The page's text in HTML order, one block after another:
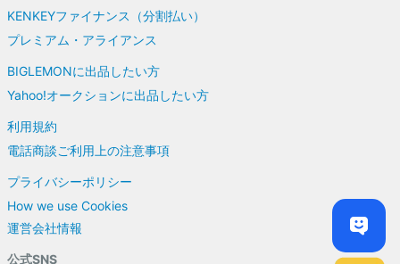
KENKEYファイナンス（分割払い）
プレミアム・アライアンス
BIGLEMONに出品したい方
Yahoo!オークションに出品したい方
利用規約
電話商談ご利用上の注意事項
プライバシーポリシー
How we use Cookies
運営会社情報
公式SNS